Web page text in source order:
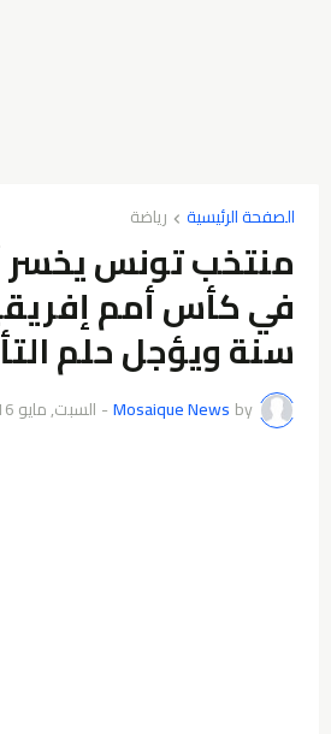
الصفحة الرئيسية رياضة
منتخب تونس يخسر
سنة ويؤجل حلم
by
Mosaique News
- السبت, مايو 16, 2026